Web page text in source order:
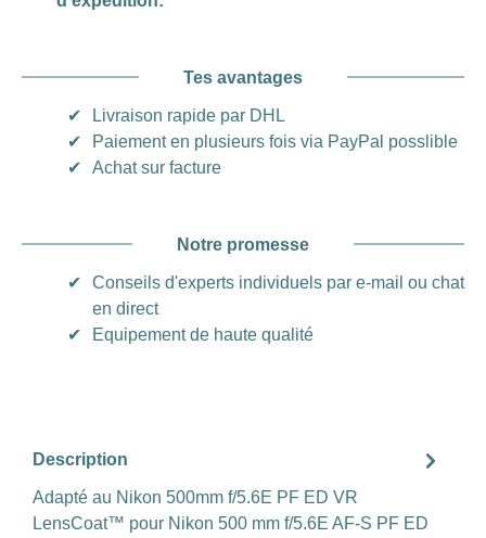
Tes avantages
✔
Livraison rapide par DHL
✔
Paiement en plusieurs fois via PayPal posslible
✔
Achat sur facture
Notre promesse
✔
Conseils d'experts individuels par e-mail ou chat
en direct
✔
Equipement de haute qualité
Description
Adapté au Nikon 500mm f/5.6E PF ED VR
LensCoat™ pour Nikon 500 mm f/5.6E AF-S PF ED